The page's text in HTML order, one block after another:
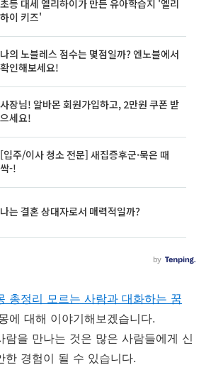
총정리 모르는 사람과 대화하는 꿈
에 대해 이야기해보겠습니다.
람을 만나는 것은 많은 사람들에게 신
한 경험이 될 수 있습니다.